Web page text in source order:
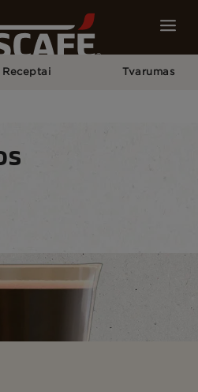
Receptai Tvarumas